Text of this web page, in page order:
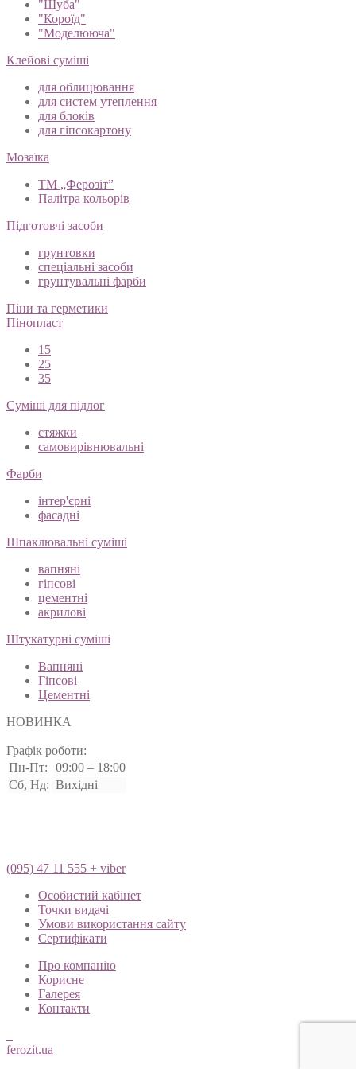
"Шуба"
"Короїд"
"Моделююча"
Клейові суміші
для облицювання
для систем утеплення
для блоків
для гіпсокартону
Мозаїка
ТМ „Ферозіт”
Палітра кольорів
Підготовчі засоби
грунтовки
спеціальні засоби
грунтувальні фарби
Піни та герметики
Пінопласт
15
25
35
Суміші для підлог
стяжки
самовирівнювальні
Фарби
інтер'єрні
фасадні
Шпаклювальні суміші
вапняні
гіпсові
цементні
акрилові
Штукатурні суміші
Вапняні
Гіпсові
Цементні
НОВИНКА
Графік роботи:
Пн-Пт:
09:00 – 18:00
Сб, Нд: Вихідні
(095) 47 11 555 + viber
Особистий кабінет
Точки видачі
Умови використання сайту
Сертифікати
Про компанію
Корисне
Галерея
Контакти
ferozit.ua